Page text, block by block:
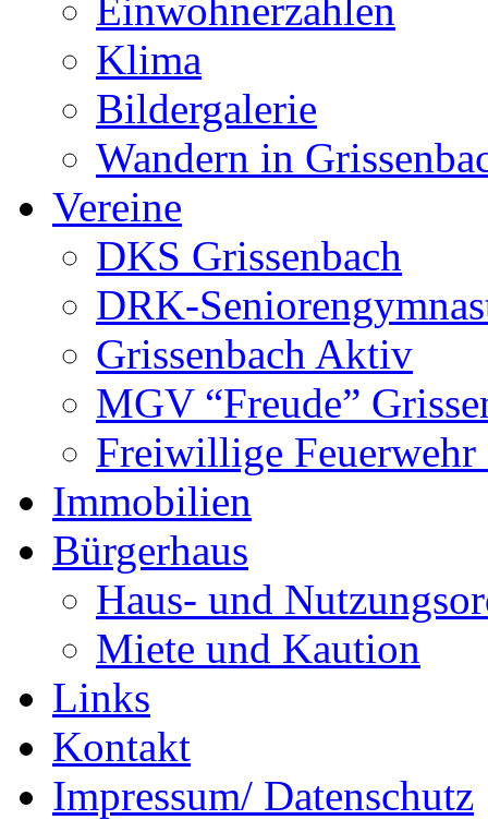
Einwohnerzahlen
Klima
Bildergalerie
Wandern in
Vereine
DKS Grissenbach
DRK-
Grissenbach Aktiv
MGV “Freude”
Freiwillige Feuerwehr
Immobilien
Bürgerhaus
Haus- und
Miete und Kaution
Links
Kontakt
Impressum/ Datenschutz